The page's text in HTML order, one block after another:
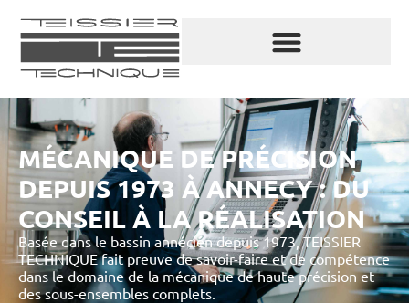
MÉCANIQUE DE PRÉCISION
DEPUIS 1973 À ANNECY : DU
CONSEIL À LA RÉALISATION
Basée dans le bassin annécien depuis 1973, TEISSIER
TECHNIQUE fait preuve de savoir-faire et de compétence
dans le domaine de la mécanique de haute précision et
des sous-ensembles complets.